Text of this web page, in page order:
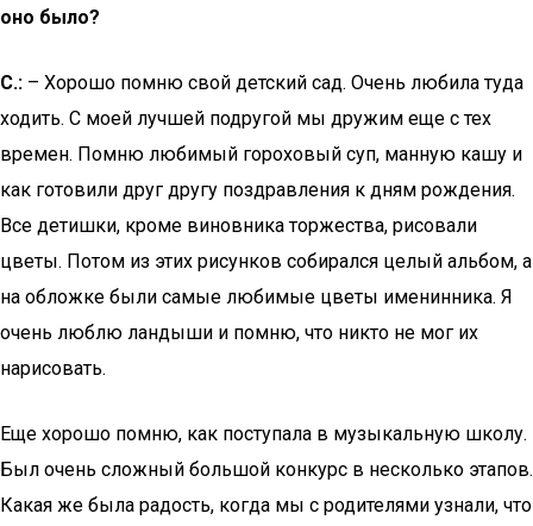
оно было?
С.: – Хорошо помню свой детский сад. Очень любила туда
ходить. С моей лучшей подругой мы дружим еще с тех
времен. Помню любимый гороховый суп, манную кашу и
как готовили друг другу поздравления к дням рождения.
Все детишки, кроме виновника торжества, рисовали
цветы. Потом из этих рисунков собирался целый альбом, а
на обложке были самые любимые цветы именинника. Я
очень люблю ландыши и помню, что никто не мог их
нарисовать.
Еще хорошо помню, как поступала в музыкальную школу.
Был очень сложный большой конкурс в несколько этапов.
Какая же была радость, когда мы с родителями узнали, что